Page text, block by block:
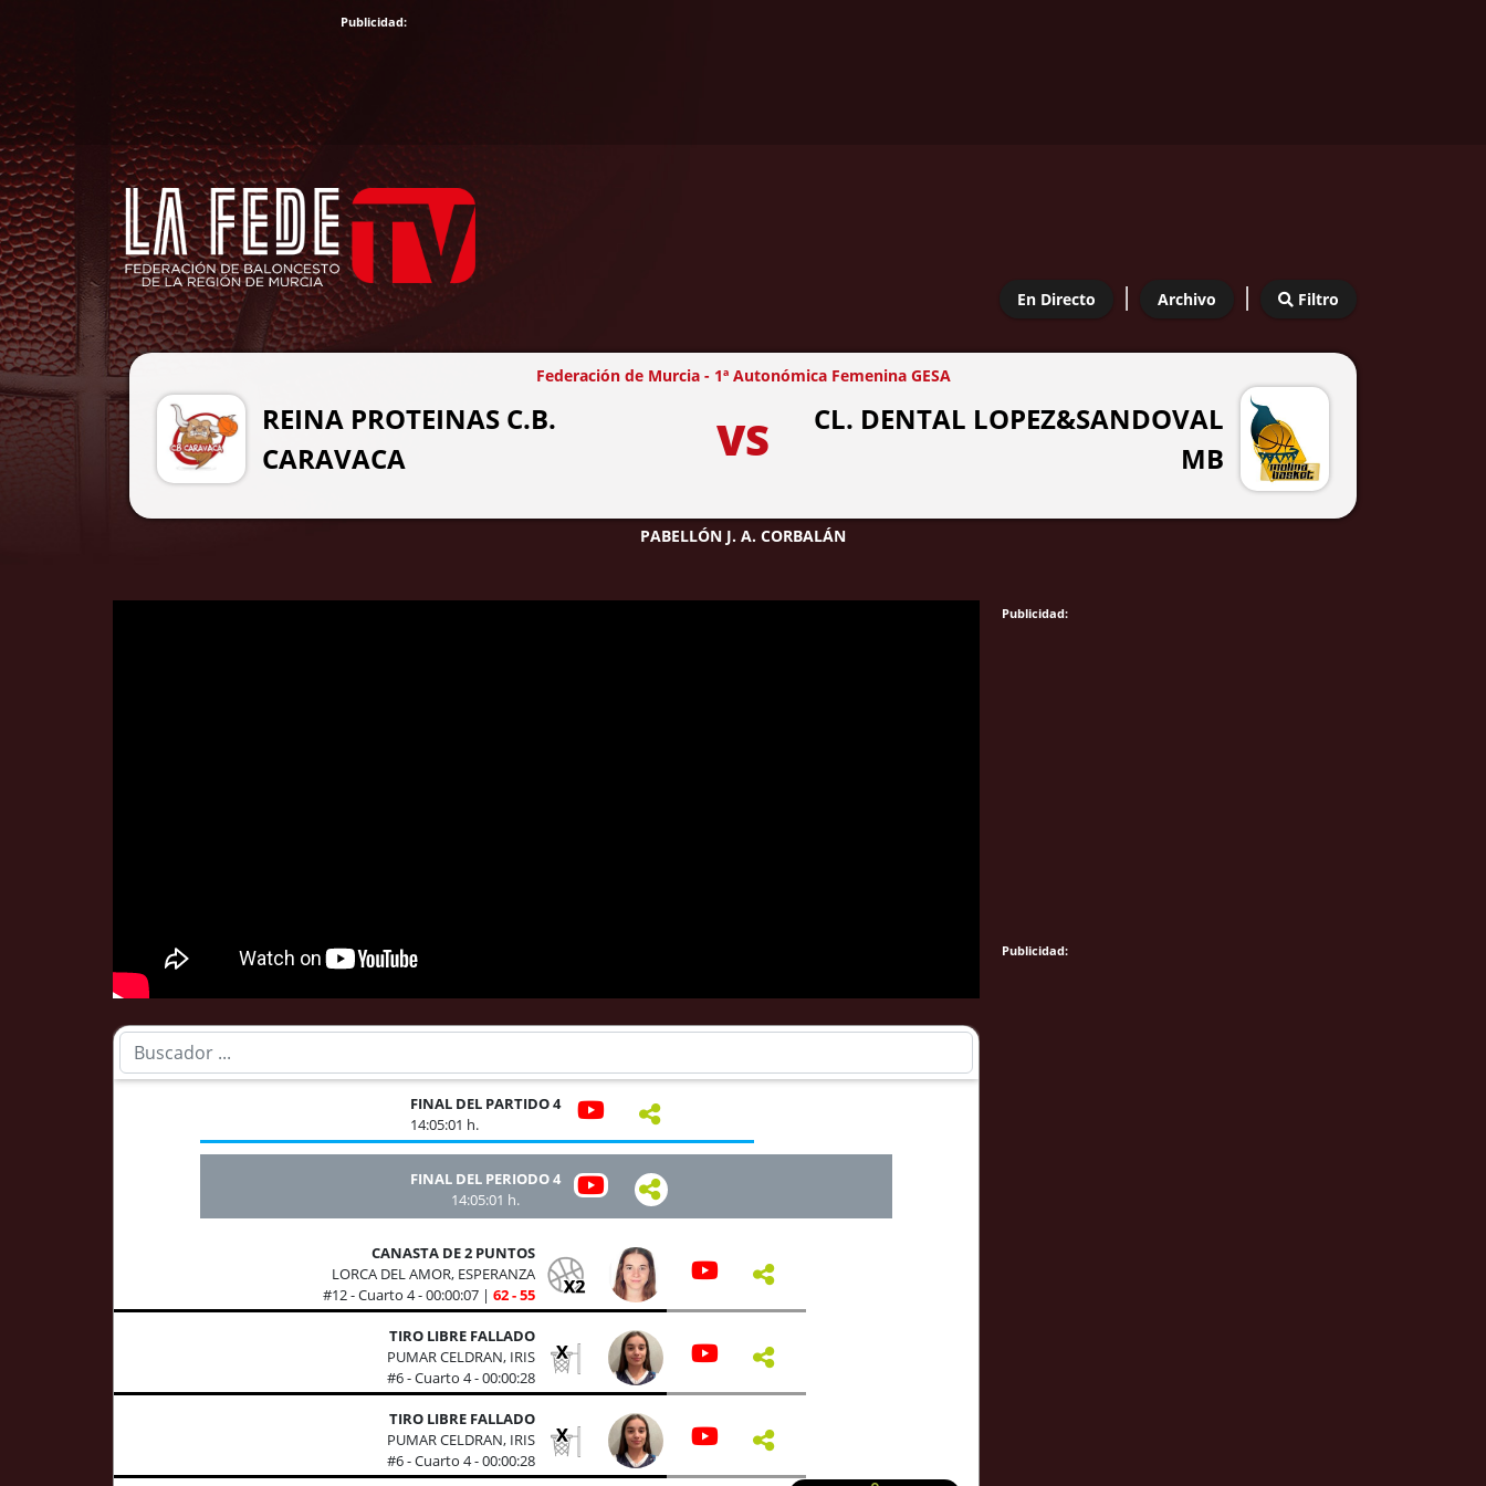
En Directo | Archivo | Filtro
Federación de Murcia - 1ª Autonómica Femenina GESA
REINA PROTEINAS C.B.
CARAVACA
VS
CL. DENTAL LOPEZ&SANDOVAL
MB
PABELLÓN J. A. CORBALÁN